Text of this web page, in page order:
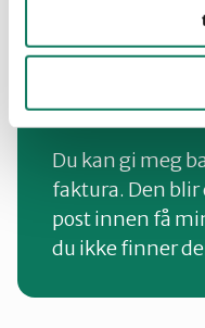
Vil du gi en
bedrift kan
Du kan gi meg
faktura. Den
post innen få
du ikke finner